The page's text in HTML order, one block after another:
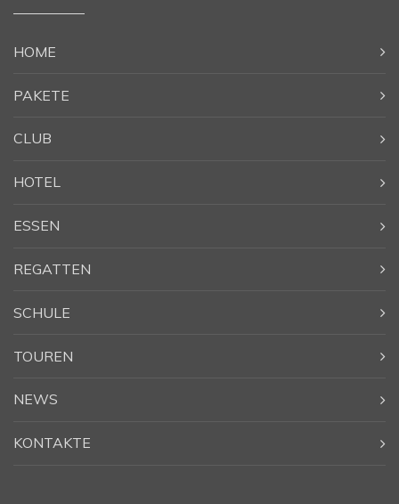
HOME
PAKETE
CLUB
HOTEL
ESSEN
REGATTEN
SCHULE
TOUREN
NEWS
KONTAKTE